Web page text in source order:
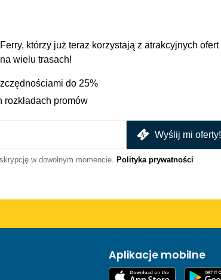
którzy już teraz korzystają z atrakcyjnych ofert
wielu trasach!
do 25%
rozkładach promów
Wyślij mi oferty!
w dowolnym momencie. Polityka prywatności
Aplikacje mobilne